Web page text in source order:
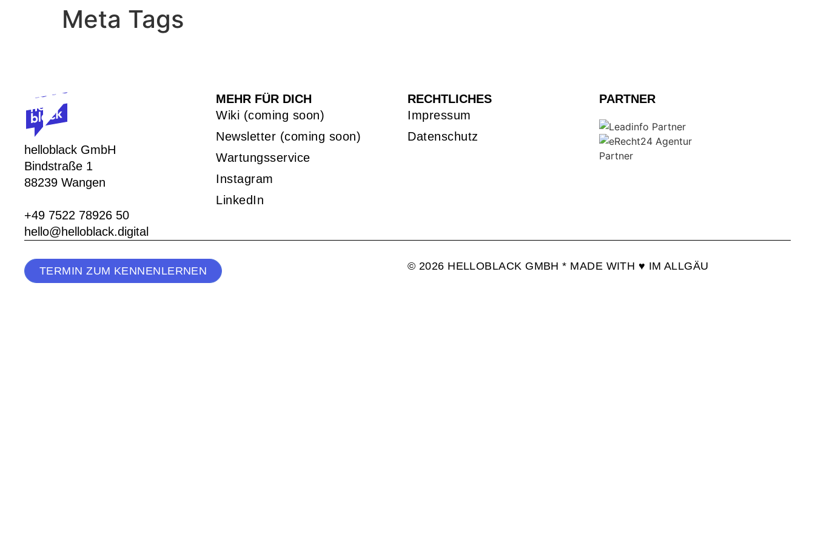
Meta Tags
helloblack GmbH
Bindstraße 1
88239 Wangen
+49 7522 78926 50
hello@helloblack.digital
MEHR FÜR DICH
Wiki (coming soon)
Newsletter (coming soon)
Wartungsservice
Instagram
LinkedIn
RECHTLICHES
Impressum
Datenschutz
PARTNER
TERMIN ZUM KENNENLERNEN © 2026 HELLOBLACK GMBH * MADE WITH ♥ IM ALLGÄU